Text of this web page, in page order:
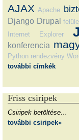
AJAX Apache
Django Drupal
Internet Explorer
konferencia
Python rendezvény
további címkék
Friss csiripek
Csiripek betöltése…
további csiripek»